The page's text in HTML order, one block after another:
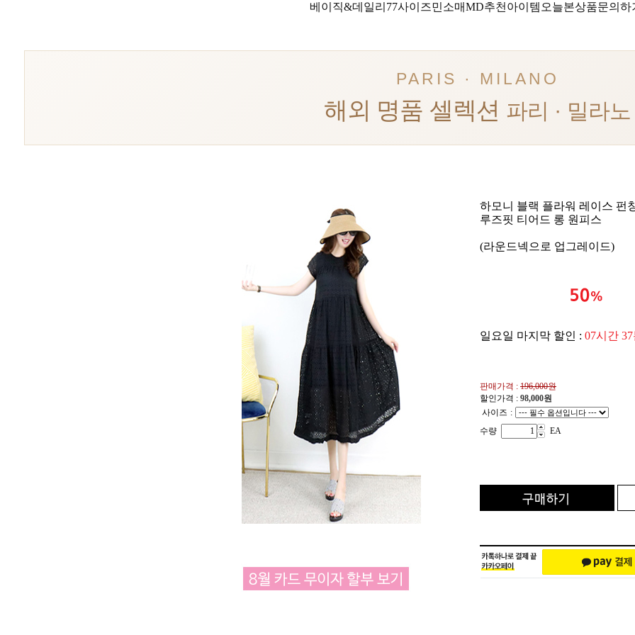
베이직&데일리 77사이즈민소매MD추천아이템 오늘본상품문의하
PARIS · MILANO
해외 명품 셀렉션 파리 · 밀라노
하모니 블랙 플라워 레이스 펀
루즈핏 티어드 롱 원피스
(라운드넥으로 업그레이드)
일요일 마지막 할인 : 07시간
판매가격 : 196,000원
할인가격 : 98,000원
사이즈 :
수량
EA